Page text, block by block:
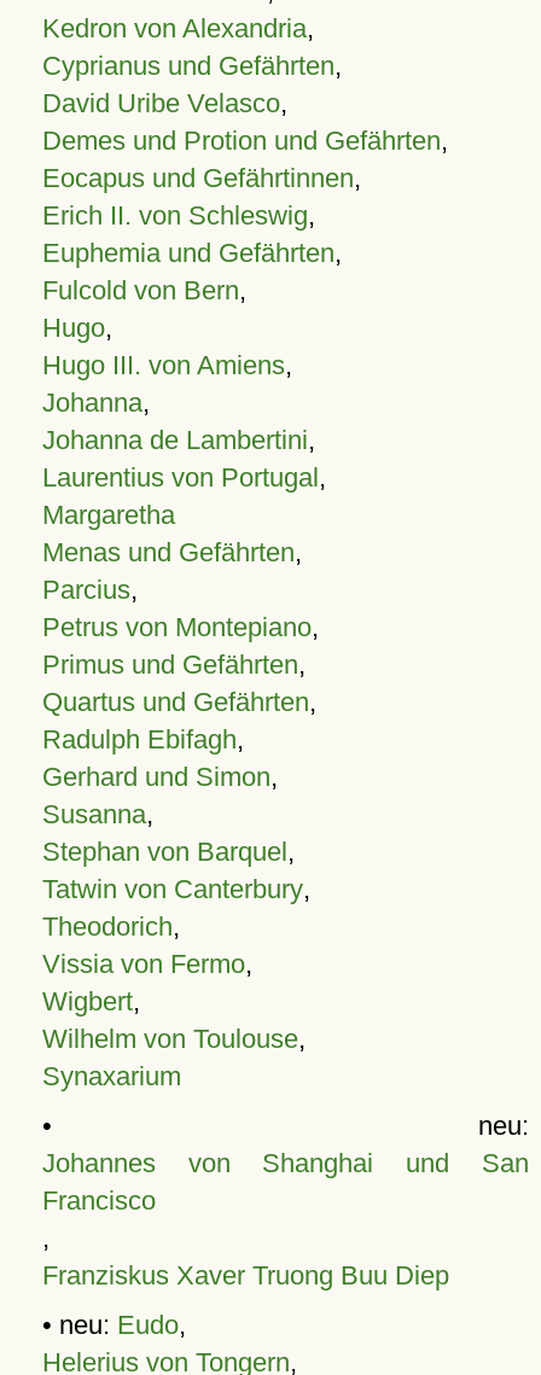
Kedron von Alexandria,
Cyprianus und Gefährten,
David Uribe Velasco,
Demes und Protion und Gefährten,
Eocapus und Gefährtinnen,
Erich II. von Schleswig,
Euphemia und Gefährten,
Fulcold von Bern,
Hugo,
Hugo III. von Amiens,
Johanna,
Johanna de Lambertini,
Laurentius von Portugal,
Margaretha
Menas und Gefährten,
Parcius,
Petrus von Montepiano,
Primus und Gefährten,
Quartus und Gefährten,
Radulph Ebifagh,
Gerhard und Simon,
Susanna,
Stephan von Barquel,
Tatwin von Canterbury,
Theodorich,
Vissia von Fermo,
Wigbert,
Wilhelm von Toulouse,
Synaxarium
• neu:
Johannes von Shanghai und San
Francisco
,
Franziskus Xaver Truong Buu Diep
• neu: Eudo,
Helerius von Tongern,